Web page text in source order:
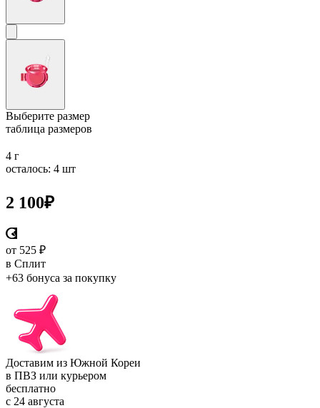
Выберите размер
таблица размеров
4 г
осталось: 4 шт
2 100₽
от 525 ₽
в Сплит
+63 бонуса за покупку
Доставим из Южной Кореи
в ПВЗ или курьером
бесплатно
с 24 августа